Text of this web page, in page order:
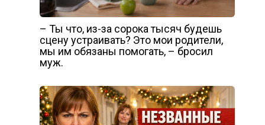
– Ты что, из-за сорока тысяч будешь
сцену устраивать? Это мои родители,
мы им обязаны помогать, – бросил
муж.